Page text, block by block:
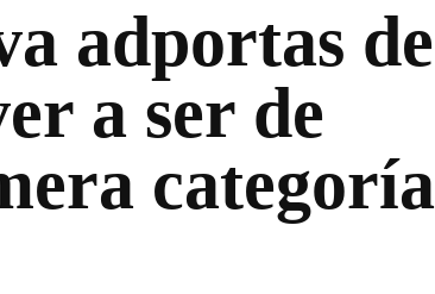
adportas de
a ser de
categoría